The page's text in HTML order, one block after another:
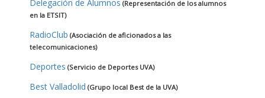
Delegación de Alumnos (Representación de los alumnos
en la ETSIT)
RadioClub (Asociación de aficionados a las
telecomunicaciones)
Deportes (Servicio de Deportes UVA)
Best Valladolid (Grupo local Best de la UVA)